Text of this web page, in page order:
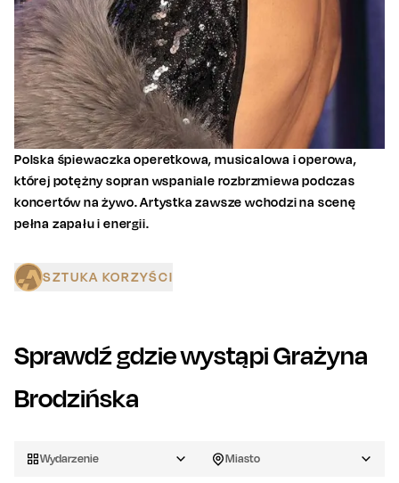
Polska śpiewaczka operetkowa, musicalowa i operowa,
której potężny sopran wspaniale rozbrzmiewa podczas
koncertów na żywo. Artystka zawsze wchodzi na scenę
pełna zapału i energii.
SZTUKA KORZYŚCI
Sprawdź gdzie wystąpiGrażyna
Brodzińska
Wydarzenie Miasto